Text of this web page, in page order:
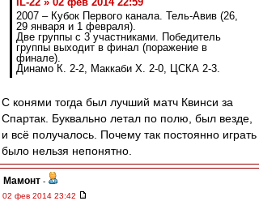
2007 – Кубок Первого канала. Тель-Авив (26,
29 января и 1 февраля).
Две группы с 3 участниками. Победитель
группы выходит в финал (поражение в
финале).
Динамо К. 2-2, Маккаби Х. 2-0, ЦСКА 2-3.
С конями тогда был лучший матч Квинси за
Спартак. Буквально летал по полю, был везде,
и всё получалось. Почему так постоянно играть
было нельзя непонятно.
Мамонт -
02 фев 2014 23:42